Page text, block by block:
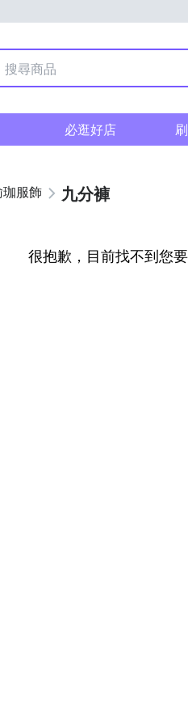
必逛好店
珈服飾 九分褲
很抱歉，目前找不到您